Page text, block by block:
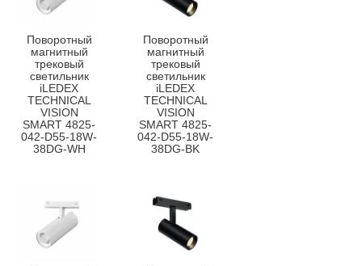
Поворотный
магнитный
трековый
светильник
iLEDEX
TECHNICAL
VISION
SMART 4825-
042-D55-18W-
38DG-WH
Поворотный
магнитный
трековый
светильник
iLEDEX
TECHNICAL
VISION
SMART 4825-
042-D55-18W-
38DG-BK